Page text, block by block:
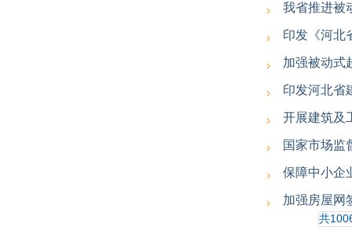
我省推进被
印发《河北
加强被动式
印发河北省
开展建筑及
国家市场监
保障中小企
加强房屋网
共